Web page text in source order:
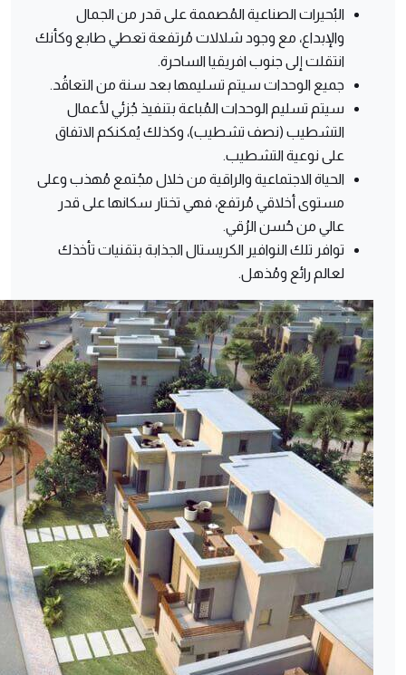
البُحيرات الصناعية المُصممة على قدر من الجمال
والإبداع، مع وجود شلالات مُرتفعة تعطي طابع وكأنك
انتقلت إلى جنوب افريقيا الساحرة.
جميع الوحدات سيتم تسليمها بعد سنة من التعاقُد.
سيتم تسليم الوحدات المُباعة بتنفيذ جُزئي لأعمال
التشطيب (نصف تشطيب)، وكذلك يُمكنكم الاتفاق
على نوعية التشطيب.
الحياة الاجتماعية والراقية من خلال مجُتمع مُهذب وعلى
مستوى أخلاقي مُرتفع، فهي تختار سكانها على قدر
عالي من حُسن الرُقي.
توافر تلك النوافير الكريستال الجذابة بتقنيات تأخذك
لعالم رائع ومُذهل.